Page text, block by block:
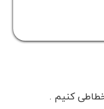
خطاطی کنیم .